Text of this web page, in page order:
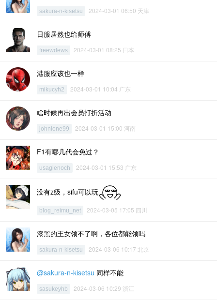
sakura-n-kisetsu 2024-03-01 06:50 天津
日服居然也给师傅
freewdews 2024-03-01 08:25 日本
港服应该也一样
mikucyh2 2024-03-01 10:04 广东
啥时候再出会员打折活动
johnlone99 2024-03-01 15:00 河南
F1有哪几代会免过？
usagienoch 2024-03-01 15:53 广东
没有z级，sifu可以玩
blog_reimu_net 2024-03-05 17:05 四川
漆黑的王女领不了啊，各位都能领吗
sakura-n-kisetsu 2024-03-06 10:17 北京
@sakura-n-kisetsu 同样不能
sasukeyhb 2024-03-06 10:29 浙江